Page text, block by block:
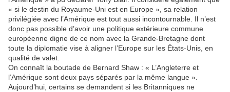
« si le destin du Royaume-Uni est en Europe », sa relation
privilégiée avec l’Amérique est tout aussi incontournable. Il n’est
donc pas possible d’avoir une politique extérieure commune
européenne digne de ce nom avec la Grande-Bretagne dont
toute la diplomatie vise à aligner l’Europe sur les États-Unis, en
qualité de valet.
On connaît la boutade de Bernard Shaw : « L’Angleterre et
l’Amérique sont deux pays séparés par la même langue ».
Aujourd’hui, certains se demandent si les Britanniques ne